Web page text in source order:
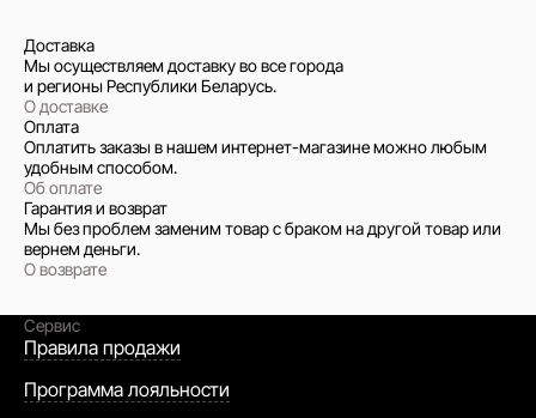
Доставка
Мы осуществляем доставку во все города
и регионы Республики Беларусь.
О доставке
Оплата
Оплатить заказы в нашем интернет-магазине можно любым
удобным способом.
Об оплате
Гарантия и возврат
Мы без проблем заменим товар с браком на другой товар или
вернем деньги.
О возврате
Сервис
Правила продажи
Программа лояльности